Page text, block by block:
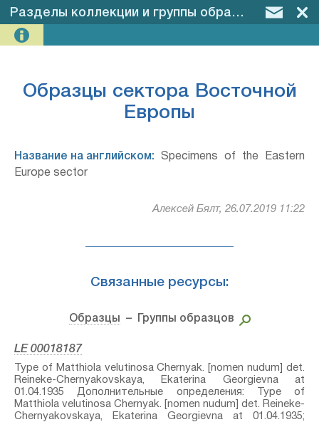
Разделы коллекции и группы образцов –
Образцы сектора Восточной
Европы
Название на английском: Specimens of the Eastern
Europe sector
Алексей Бялт, 26.07.2019 11:22
Связанные ресурсы:
Образцы – Группы образцов
LE 00018187
Type of Matthiola velutinosa Chernyak. [nomen nudum]⁣ det.
Reineke-Chernyakovskaya, Ekaterina Georgievna at
01.04.1935 Дополнительные определения: Type of
Matthiola velutinosa Chernyak. [nomen nudum]⁣ det. Reineke-
Chernyakovskaya, Ekaterina Georgievna at 01.04.1935;